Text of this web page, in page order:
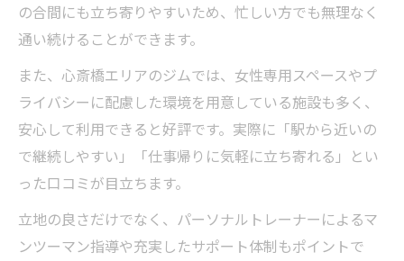
忙しい方のための時短パーソナルトレーニ
ング
予約しやすいパーソナルトレーニング活用
法
の合間にも立ち寄りやすいため、忙しい方でも無理なく
通い続けることができます。
また、心斎橋エリアのジムでは、女性専用スペースやプ
ライバシーに配慮した環境を用意している施設も多く、
安心して利用できると好評です。実際に「駅から近いの
で継続しやすい」「仕事帰りに気軽に立ち寄れる」とい
った口コミが目立ちます。
立地の良さだけでなく、パーソナルトレーナーによるマ
ンツーマン指導や充実したサポート体制もポイントで